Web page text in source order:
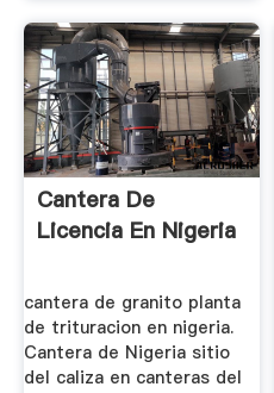
Cantera De
Licencia En Nigeria
cantera de granito planta
de trituracion en nigeria.
Cantera de Nigeria sitio
del caliza en canteras del